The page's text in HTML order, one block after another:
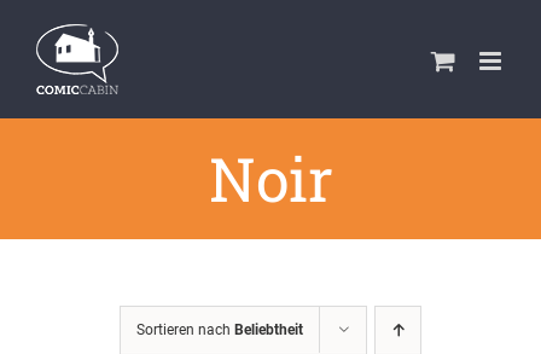
Inhalt
springen
Noir
Sortieren nach Beliebtheit